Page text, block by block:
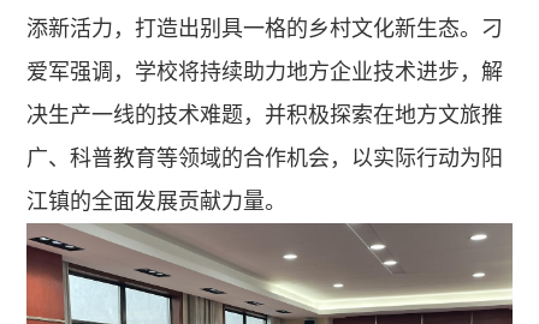
添新活力，打造出别具一格的乡村文化新生态。刁
爱军强调，学校将持续助力地方企业技术进步，解
决生产一线的技术难题，并积极探索在地方文旅推
广、科普教育等领域的合作机会，以实际行动为阳
江镇的全面发展贡献力量。